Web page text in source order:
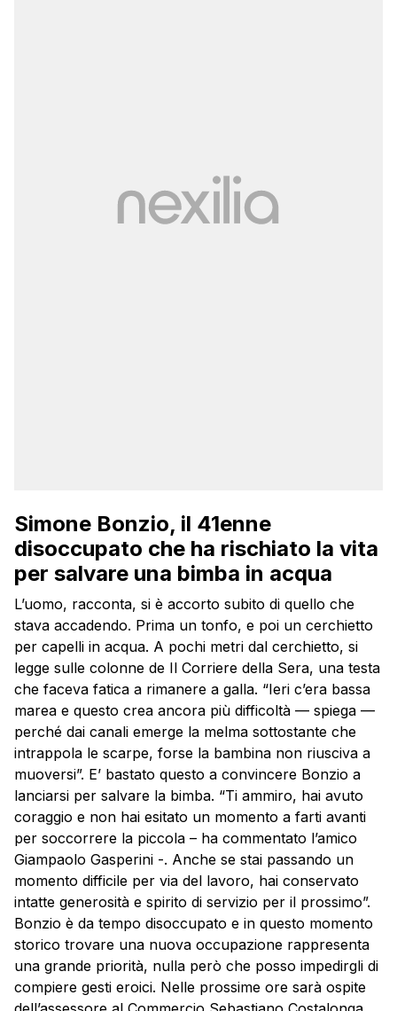
Simone Bonzio, il 41enne
disoccupato che ha rischiato la vita
per salvare una bimba in acqua
L’uomo, racconta, si è accorto subito di quello che
stava accadendo. Prima un tonfo, e poi un cerchietto
per capelli in acqua. A pochi metri dal cerchietto, si
legge sulle colonne de Il Corriere della Sera, una testa
che faceva fatica a rimanere a galla. “Ieri c’era bassa
marea e questo crea ancora più difficoltà — spiega —
perché dai canali emerge la melma sottostante che
intrappola le scarpe, forse la bambina non riusciva a
muoversi”. E’ bastato questo a convincere Bonzio a
lanciarsi per salvare la bimba. “Ti ammiro, hai avuto
coraggio e non hai esitato un momento a farti avanti
per soccorrere la piccola – ha commentato l’amico
Giampaolo Gasperini -. Anche se stai passando un
momento difficile per via del lavoro, hai conservato
intatte generosità e spirito di servizio per il prossimo”.
Bonzio è da tempo disoccupato e in questo momento
storico trovare una nuova occupazione rappresenta
una grande priorità, nulla però che posso impedirgli di
compiere gesti eroici. Nelle prossime ore sarà ospite